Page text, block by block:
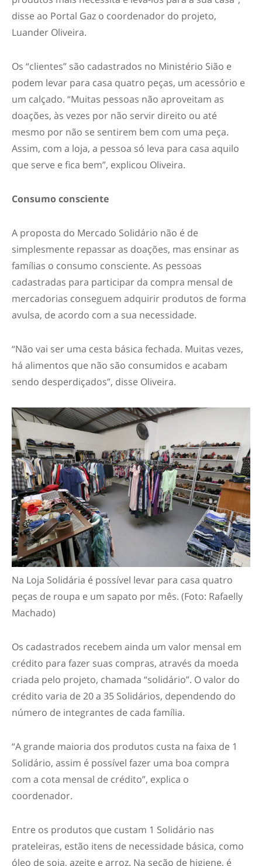
disse ao Portal Gaz o coordenador do projeto,
Luander Oliveira.
Os “clientes” são cadastrados no Ministério Sião e
podem levar para casa quatro peças, um acessório e
um calçado. “Muitas pessoas não aproveitam as
doações, às vezes por não servir direito ou até
mesmo por não se sentirem bem com uma peça.
Assim, com a loja, a pessoa só leva para casa aquilo
que serve e fica bem”, explicou Oliveira.
Consumo consciente
A proposta do Mercado Solidário não é de
simplesmente repassar as doações, mas ensinar as
famílias o consumo consciente. As pessoas
cadastradas para participar da compra mensal de
mercadorias conseguem adquirir produtos de forma
avulsa, de acordo com a sua necessidade.
“Não vai ser uma cesta básica fechada. Muitas vezes,
há alimentos que não são consumidos e acabam
sendo desperdiçados”, disse Oliveira.
Na Loja Solidária é possível levar para casa quatro
peças de roupa e um sapato por mês. (Foto: Rafaelly
Machado)
Os cadastrados recebem ainda um valor mensal em
crédito para fazer suas compras, através da moeda
criada pelo projeto, chamada “solidário”. O valor do
crédito varia de 20 a 35 Solidários, dependendo do
número de integrantes de cada família.
“A grande maioria dos produtos custa na faixa de 1
Solidário, assim é possível fazer uma boa compra
com a cota mensal de crédito”, explica o
coordenador.
Entre os produtos que custam 1 Solidário nas
prateleiras, estão itens de necessidade básica, como
óleo de soja, azeite e arroz. Na seção de higiene, é